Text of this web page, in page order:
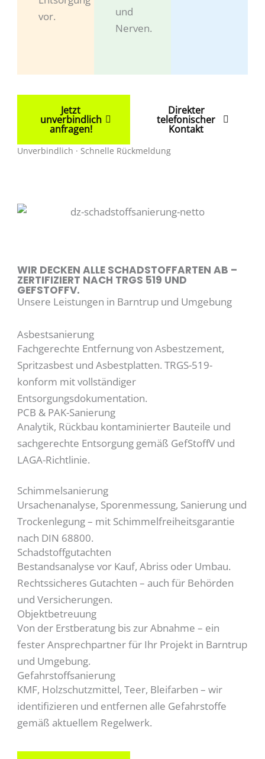
vor.
und
Nerven.
Jetzt
unverbindlich
anfragen!
Direkter
telefonischer
Kontakt
Unverbindlich · Schnelle Rückmeldung
WIR DECKEN ALLE SCHADSTOFFARTEN AB –
ZERTIFIZIERT NACH TRGS 519 UND
GEFSTOFFV.
Unsere Leistungen in Barntrup und Umgebung
Asbestsanierung
Fachgerechte Entfernung von Asbestzement,
Spritzasbest und Asbestplatten. TRGS-519-
konform mit vollständiger
Entsorgungsdokumentation.
PCB & PAK-Sanierung
Analytik, Rückbau kontaminierter Bauteile und
sachgerechte Entsorgung gemäß GefStoffV und
LAGA-Richtlinie.
Schimmelsanierung
Ursachenanalyse, Sporenmessung, Sanierung und
Trockenlegung – mit Schimmelfreiheitsgarantie
nach DIN 68800.
Schadstoffgutachten
Bestandsanalyse vor Kauf, Abriss oder Umbau.
Rechtssicheres Gutachten – auch für Behörden
und Versicherungen.
Objektbetreuung
Von der Erstberatung bis zur Abnahme – ein
fester Ansprechpartner für Ihr Projekt in Barntrup
und Umgebung.
Gefahrstoffsanierung
KMF, Holzschutzmittel, Teer, Bleifarben – wir
identifizieren und entfernen alle Gefahrstoffe
gemäß aktuellem Regelwerk.